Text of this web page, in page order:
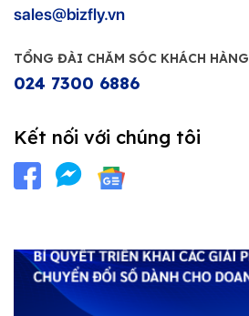
sales@bizfly.vn
TỔNG ĐÀI CHĂM SÓC KHÁCH HÀNG
024 7300 6886
Kết nối với chúng tôi